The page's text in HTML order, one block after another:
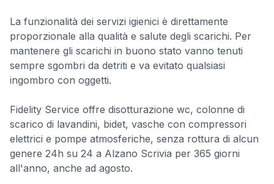
La funzionalità dei servizi igienici è direttamente
proporzionale alla qualità e salute degli scarichi. Per
mantenere gli scarichi in buono stato vanno tenuti
sempre sgombri da detriti e va evitato qualsiasi
ingombro con oggetti.
Fidelity Service offre disotturazione wc, colonne di
scarico di lavandini, bidet, vasche con compressori
elettrici e pompe atmosferiche, senza rottura di alcun
genere 24h su 24 a Alzano Scrivia per 365 giorni
all'anno, anche ad agosto.